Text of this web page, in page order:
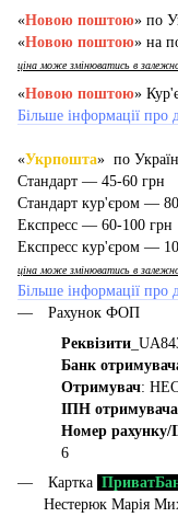
«Новою поштою» по
«Новою поштою» на
ціна може змінюватись в
«Новою поштою»
Більше інформації про
«Укрпошта» по
Стандарт — 45-60 грн
Стандарт кур'єром —
Експресс — 60-100 грн
Експресс кур'єром —
ціна може змінюватись в
Більше інформації про
Рахунок ФОП
Реквізити
Банк
Отримувач:
ІПН отримувача
Номер рахунку/
6
Картка
Нестерюк Марія